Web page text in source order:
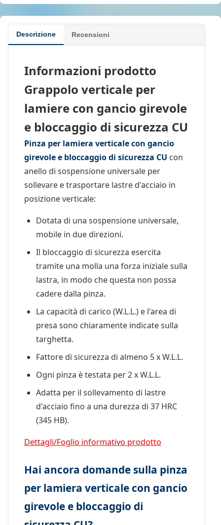
Descrizione Recensioni
Informazioni prodotto
Grappolo verticale per
lamiere con gancio girevole
e bloccaggio di sicurezza CU
Pinza per lamiera verticale con gancio
girevole e bloccaggio di sicurezza CU con
anello di sospensione universale per
sollevare e trasportare lastre d'acciaio in
posizione verticale:
Dotata di una sospensione universale,
mobile in due direzioni.
Il bloccaggio di sicurezza esercita
tramite una molla una forza iniziale sulla
lastra, in modo che questa non possa
cadere dalla pinza.
La capacità di carico (W.L.L.) e l'area di
presa sono chiaramente indicate sulla
targhetta.
Fattore di sicurezza di almeno 5 x W.L.L.
Ogni pinza è testata per 2 x W.L.L.
Adatta per il sollevamento di lastre
d'acciaio fino a una durezza di 37 HRC
(345 HB).
Dettagli/Foglio informativo prodotto
Hai ancora domande sulla pinza
per lamiera verticale con gancio
girevole e bloccaggio di